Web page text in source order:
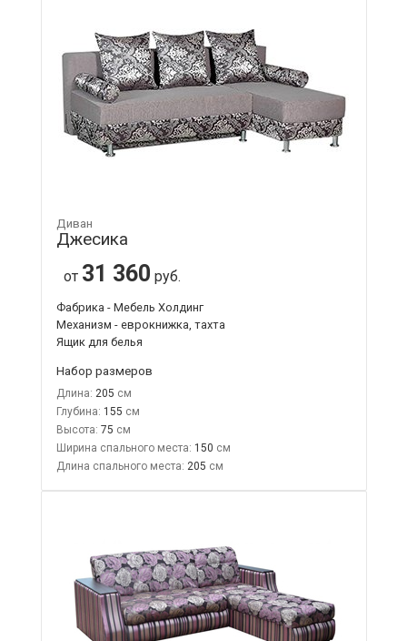
Диван
Джесика
от 31 360 руб.
Фабрика - Мебель Холдинг
Механизм - еврокнижка, тахта
Ящик для белья
Набор размеров
Длина: 205
Глубина: 155
Высота: 75
Ширина спального места: 150
Длина спального места: 205